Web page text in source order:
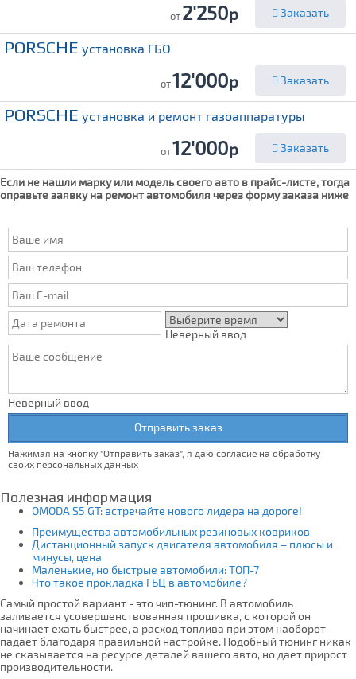
от2'250р Заказать
PORSCHE установка ГБО
от12'000р Заказать
PORSCHE установка и ремонт газоаппаратуры
от12'000р Заказать
Если не нашли марку или модель своего авто в прайс-листе, тогда
оправьте заявку на ремонт автомобиля через форму заказа ниже
Неверный ввод
Неверный ввод
Отправить заказ
Нажимая на кнопку "Отправить заказ", я даю согласие на обработку
своих персональных данных
Полезная информация
OMODA S5 GT: встречайте нового лидера на дороге!
Преимущества автомобильных резиновых ковриков
Дистанционный запуск двигателя автомобиля – плюсы и
минусы, цена
Маленькие, но быстрые автомобили: ТОП-7
Что такое прокладка ГБЦ в автомобиле?
Самый простой вариант - это чип-тюнинг. В автомобиль
заливается усовершенствованная прошивка, с которой он
начинает ехать быстрее, а расход топлива при этом наоборот
падает благодаря правильной настройке. Подобный тюнинг никак
не сказывается на ресурсе деталей вашего авто, но дает прирост
производительности.